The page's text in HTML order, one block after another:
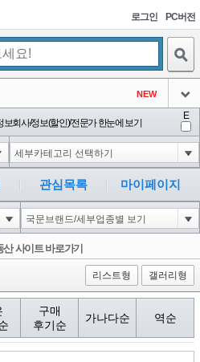
로그인 PC버전
NEW
아이콘
'0:0:15' --
아이콘
'0:0:15' --
아이콘
2
'0:0:15' --
아이콘
2
회사/정보(할인)/전문가 한눈에 보기
E
관심목록 마이페이지
산 사이트 바로가기
리스트형 갤러리형
구매
후기순
가나다순 역순